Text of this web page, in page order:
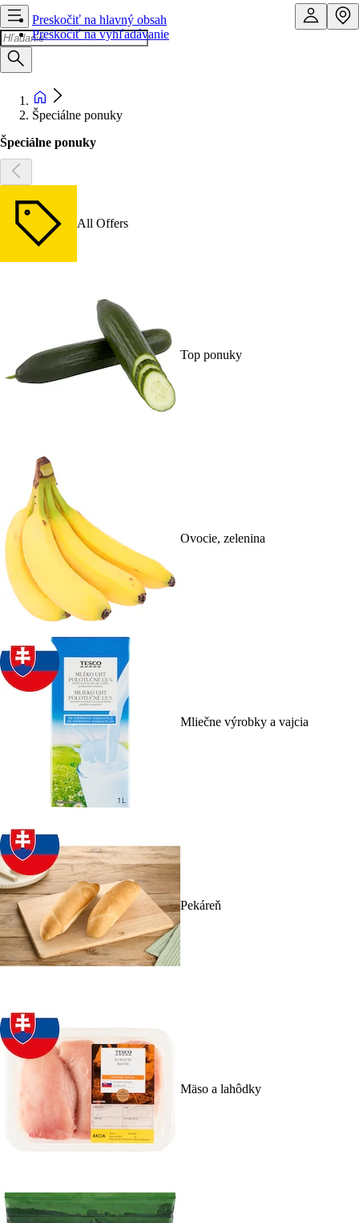
Preskočiť na hlavný obsah
Preskočiť na vyhľadávanie
Špeciálne ponuky
Špeciálne ponuky
All Offers
Top ponuky
Ovocie, zelenina
Mliečne výrobky a vajcia
Pekáreň
Mäso a lahôdky